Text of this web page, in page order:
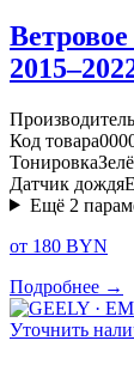
Ветровое
Производитель
Код товара
Тонировка
Датчик дождя
Ещё 2
от 180 BYN
Подробнее →
Уточнить